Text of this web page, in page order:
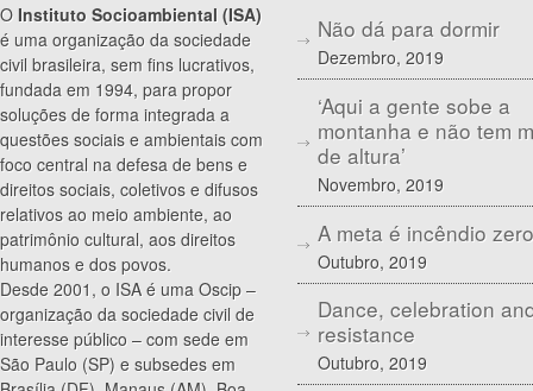
O Instituto Socioambiental (ISA)
é uma organização da sociedade
civil brasileira, sem fins lucrativos,
fundada em 1994, para propor
soluções de forma integrada a
questões sociais e ambientais com
foco central na defesa de bens e
direitos sociais, coletivos e difusos
relativos ao meio ambiente, ao
patrimônio cultural, aos direitos
humanos e dos povos.
Desde 2001, o ISA é uma Oscip –
organização da sociedade civil de
interesse público – com sede em
São Paulo (SP) e subsedes em
Não dá para dormir
Dezembro, 2019
‘Aqui a gente sobe a
montanha e não tem
de altura’
Novembro, 2019
A meta é incêndio zero
Outubro, 2019
Dance, celebration
resistance
Outubro, 2019